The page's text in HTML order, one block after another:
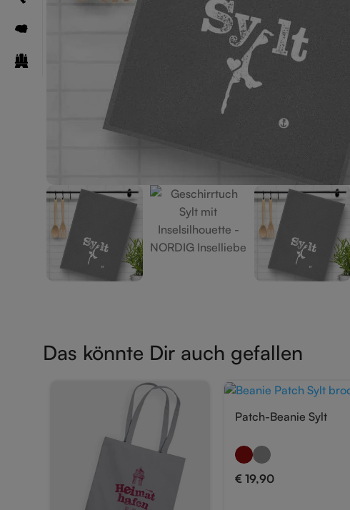
Das könnte Dir auch gefallen
Patch-Beanie Sylt
€ 19,90